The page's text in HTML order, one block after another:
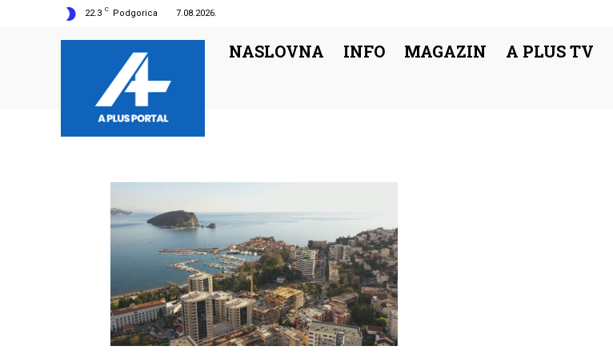
22.3 C Podgorica 7.08.2026.
NASLOVNA INFO MAGAZIN A PLUS TV